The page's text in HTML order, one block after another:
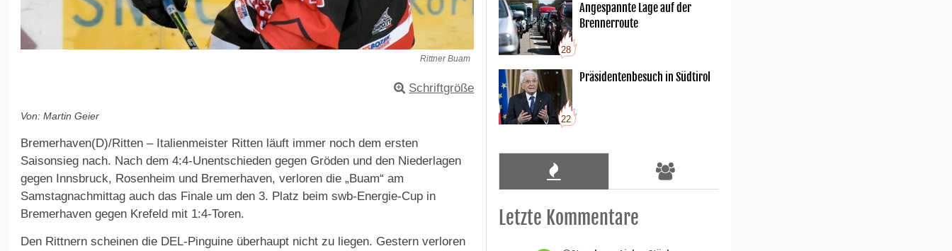
Rittner Buam
Schriftgröße
Von: Martin Geier
Bremerhaven(D)/Ritten – Italienmeister Ritten läuft immer noch dem ersten
Saisonsieg nach. Nach dem 4:4-Unentschieden gegen Gröden und den Niederlagen
gegen Innsbruck, Rosenheim und Bremerhaven, verloren die „Buam“ am
Samstagnachmittag auch das Finale um den 3. Platz beim swb-Energie-Cup in
Bremerhaven gegen Krefeld mit 1:4-Toren.
Den Rittnern scheinen die DEL-Pinguine überhaupt nicht zu liegen. Gestern verloren
28
Angespannte Lage auf der
Brennerroute
22
Präsidentenbesuch in Südtirol
Letzte Kommentare